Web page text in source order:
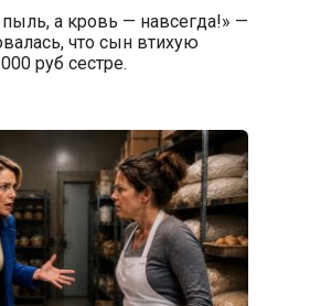
а кровь — навсегда!» —
что сын втихую
руб сестре.